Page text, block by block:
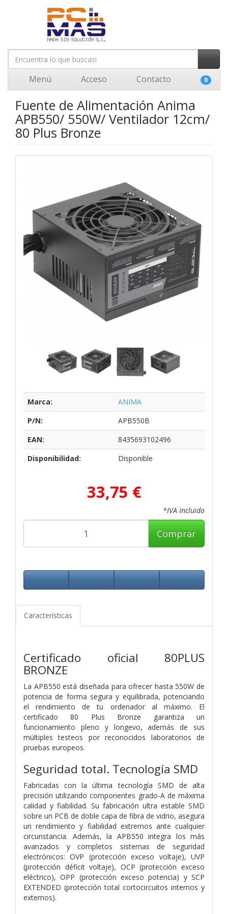
Menú Acceso Contacto 0
Fuente de Alimentación Anima
APB550/ 550W/ Ventilador 12cm/
80 Plus Bronze
Marca:
ANIMA
P/N:
APB550B
EAN:
8435693102496
Disponibilidad:
Disponible
33,75 €
*IVA Incluido
Comprar
Características
Certificado oficial 80PLUS
BRONZE
La APB550 está diseñada para ofrecer hasta 550W de
potencia de forma segura y equilibrada, potenciando
el rendimiento de tu ordenador al máximo. El
certificado 80 Plus Bronze garantiza un
funcionamiento pleno y longevo, además de sus
múltiples testeos por reconocidos laboratorios de
pruebas europeos.
Seguridad total. Tecnología SMD
Fabricadas con la última tecnología SMD de alta
precisión utilizando componentes grado-A de máxima
calidad y fiabilidad. Su fabricación ultra estable SMD
sobre un PCB de doble capa de fibra de vidrio, asegura
un rendimiento y fiabilidad extremos ante cualquier
circunstancia. Además, la APB550 integra los más
avanzados y completos sistemas de seguridad
electrónicos: OVP (protección exceso voltaje), UVP
(protección déficit voltaje), OCP (protección exceso
eléctrico), OPP (protección exceso potencia) y SCP
EXTENDED (protección total cortocircuitos internos y
externos).